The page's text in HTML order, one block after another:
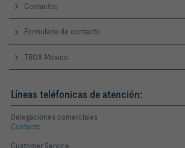
Contactos
Formulario de contacto
TROX México
Líneas teléfonicas de atención:
Delegaciones comerciales
Contacto
Customer Service